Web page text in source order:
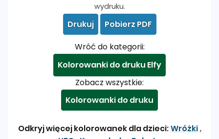
wydruku.
Drukuj
Pobierz PDF
Wróć do kategorii:
Kolorowanki do druku Elfy
Zobacz wszystkie:
Kolorowanki do druku
Odkryj więcej kolorowanek dla dzieci:Wróżki,